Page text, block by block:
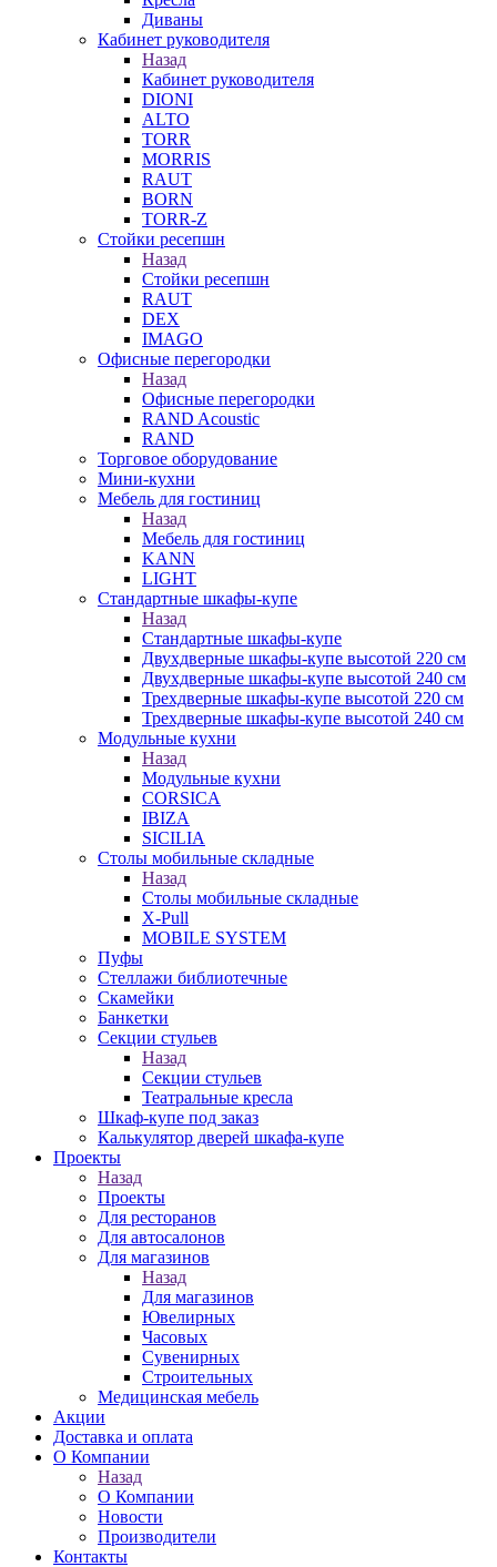
Диваны
Кабинет руководителя
Назад
Кабинет руководителя
DIONI
ALTO
TORR
MORRIS
RAUT
BORN
TORR-Z
Стойки ресепшн
Назад
Стойки ресепшн
RAUT
DEX
IMAGO
Офисные перегородки
Назад
Офисные перегородки
RAND Acoustic
RAND
Торговое оборудование
Мини-кухни
Мебель для гостиниц
Назад
Мебель для гостиниц
KANN
LIGHT
Стандартные шкафы-купе
Назад
Стандартные шкафы-купе
Двухдверные шкафы-купе высотой 220 см
Двухдверные шкафы-купе высотой 240 см
Трехдверные шкафы-купе высотой 220 см
Трехдверные шкафы-купе высотой 240 см
Модульные кухни
Назад
Модульные кухни
CORSICA
IBIZA
SICILIA
Столы мобильные складные
Назад
Столы мобильные складные
X-Pull
MOBILE SYSTEM
Пуфы
Стеллажи библиотечные
Скамейки
Банкетки
Секции стульев
Назад
Секции стульев
Театральные кресла
Шкаф-купе под заказ
Калькулятор дверей шкафа-купе
Проекты
Назад
Проекты
Для ресторанов
Для автосалонов
Для магазинов
Назад
Для магазинов
Ювелирных
Часовых
Сувенирных
Строительных
Медицинская мебель
Акции
Доставка и оплата
О Компании
Назад
О Компании
Новости
Производители
Контакты